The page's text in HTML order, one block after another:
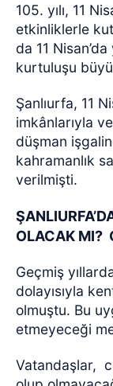
105. yılı, 11
etkinliklerle
da 11
kurtuluşu
Şanlıurfa, 11
imkânlarıyla
düşman
kahramanlık
verilmişti.
OLACAK MI?
Geçmiş
dolayısıyla
olmuştu. Bu
etmeyeceği
Vatandaşlar,